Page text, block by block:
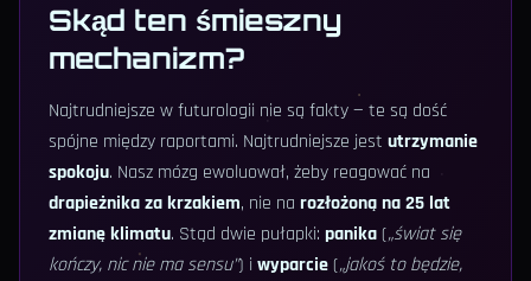
Skąd ten śmieszny
mechanizm?
Najtrudniejsze w futurologii nie są fakty — te są dość
spójne między raportami. Najtrudniejsze jest utrzymanie
spokoju. Nasz mózg ewoluował, żeby reagować na
drapieżnika za krzakiem, nie na rozłożoną na 25 lat
zmianę klimatu. Stąd dwie pułapki: panika („świat się
kończy, nic nie ma sensu”) i wyparcie(„jakoś to będzie,